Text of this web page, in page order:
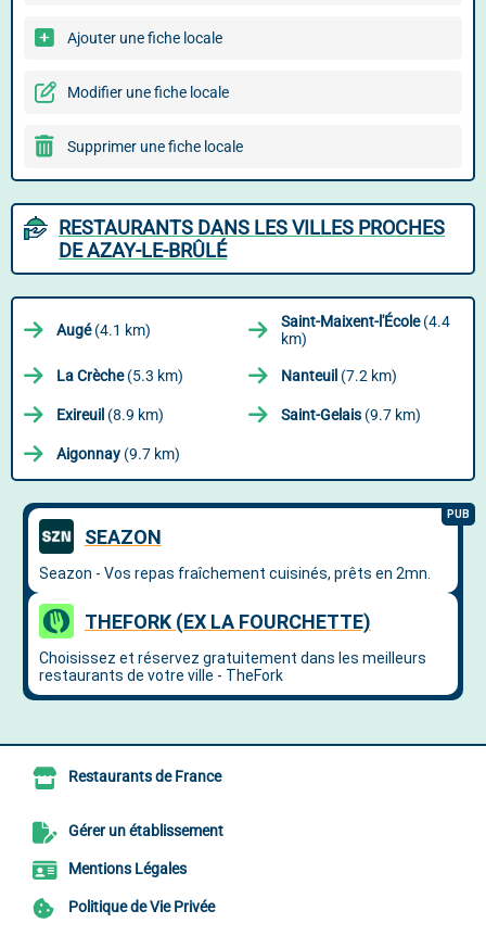
Ajouter une fiche locale
Modifier une fiche locale
Supprimer une fiche locale
RESTAURANTS DANS LES VILLES PROCHES
DE AZAY-LE-BRÛLÉ
Augé(4.1 km) Saint-Maixent-l'École(4.4
km)
La Crèche(5.3 km) Nanteuil (7.2 km)
Exireuil (8.9 km) Saint-Gelais (9.7 km)
Aigonnay (9.7 km)
Restaurants de France
Gérer un établissement
Mentions Légales
Politique de Vie Privée